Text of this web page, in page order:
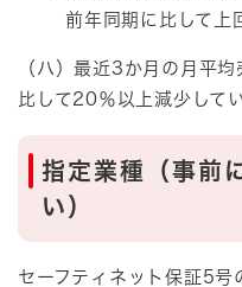
前年同期に比して上
（ハ）最近3か月の月平
比して20％以上減少して
指定業種（事前
い）
セーフティネット保証5号